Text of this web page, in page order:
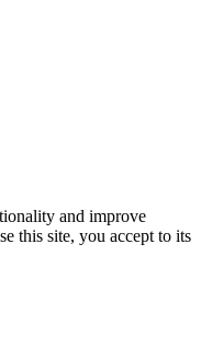
and improve
this site, you accept to its